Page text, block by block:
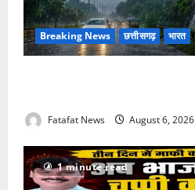
Breaking News छत्तीसगढ़ भारत
Fatafat News August 6, 2026
1 minute read